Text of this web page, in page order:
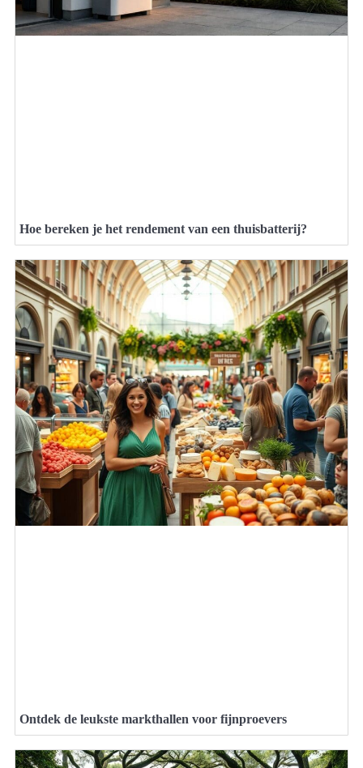
Hoe bereken je het rendement van een thuisbatterij?
Ontdek de leukste markthallen voor fijnproevers